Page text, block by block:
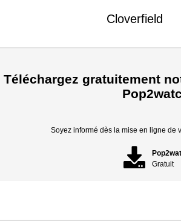
Cloverfield
Téléchargez gratuitement
Soyez informé dès la mise en ligne de
Gratuit